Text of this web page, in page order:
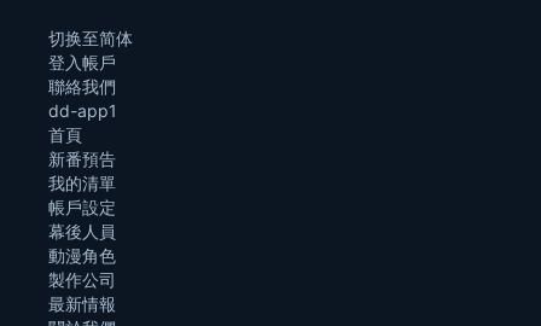
切换至简体
登入帳戶
聯絡我們
dd-app1
首頁
新番預告
我的清單
帳戶設定
幕後人員
動漫角色
製作公司
最新情報